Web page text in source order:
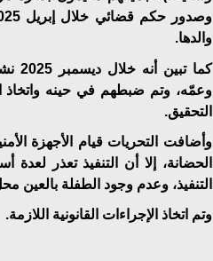
والدها.
وعمّه، وتم ضبطهم في حينه واتخاذ
التحقيق.
وأضافت التحريات قيام الأجهزة
الحضانة، إلا أن التنفيذ تعذر
التنفيذ، وعدم وجود الطفلة بالعين
وتم اتخاذ الإجراءات القانونية اللازمة.